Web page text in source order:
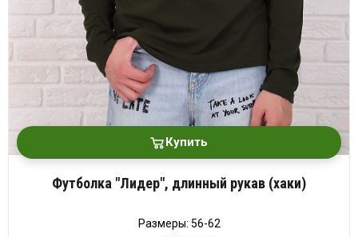
Купить
Футболка "Лидер", длинный рукав (хаки)
Размеры: 56-62